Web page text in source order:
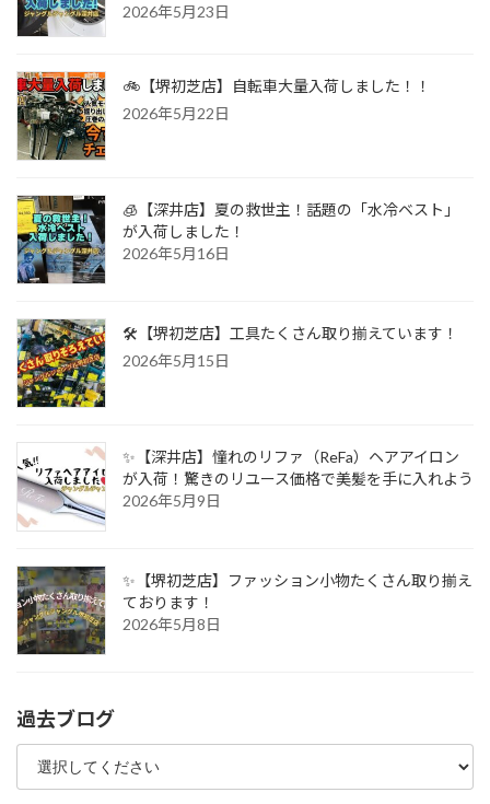
2026年5月23日
🚲【堺初芝店】自転車大量入荷しました！！
2026年5月22日
🧊【深井店】夏の救世主！話題の「水冷ベスト」
が入荷しました！
2026年5月16日
🛠️【堺初芝店】工具たくさん取り揃えています！
2026年5月15日
✨【深井店】憧れのリファ（ReFa）ヘアアイロン
が入荷！驚きのリユース価格で美髪を手に入れよう
2026年5月9日
✨【堺初芝店】ファッション小物たくさん取り揃え
ております！
2026年5月8日
過去ブログ